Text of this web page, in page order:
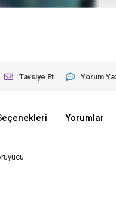
Tavsiye Et Yorum
Yorumlar